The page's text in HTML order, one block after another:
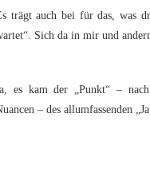
trägt auch bei für das, was
Sich da in mir und
es kam der „Punkt“ –
– des allumfassenden